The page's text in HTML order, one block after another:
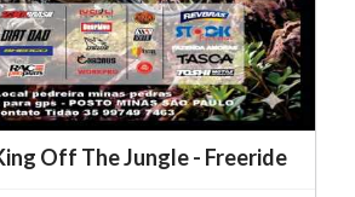
Off The Jungle - Freeride